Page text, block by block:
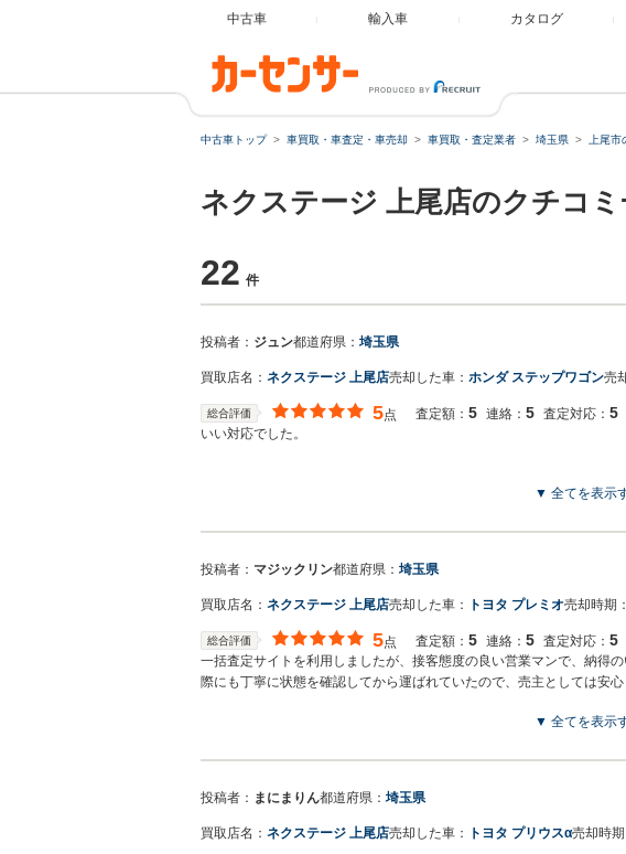
中古車 輸入車 カタログ
中古車トップ 車買取・車査定・車売却 車買取・査定業者 埼玉県 上尾
ネクステージ 上尾店のクチコ
22 件
投稿者： ジュン都道府県： 埼玉県
買取店名： ネクステージ 上尾店売却した車： ホンダ ステップワゴン売
総合評価 5点 査定額： 5 連絡： 5 査定対応： 5
いい対応でした。
▼ 全てを表示
投稿者： マジックリン都道府県： 埼玉県
買取店名： ネクステージ 上尾店売却した車： トヨタ プレミオ売却時期：
総合評価 5点 査定額： 5 連絡： 5 査定対応： 5
一括査定サイトを利用しましたが、接客態度の良い営業マンで、納得
際にも丁寧に状態を確認してから運ばれていたので、売主としては安
▼ 全てを表示
投稿者： まにまりん都道府県： 埼玉県
買取店名： ネクステージ 上尾店売却した車： トヨタ プリウスα売却時期